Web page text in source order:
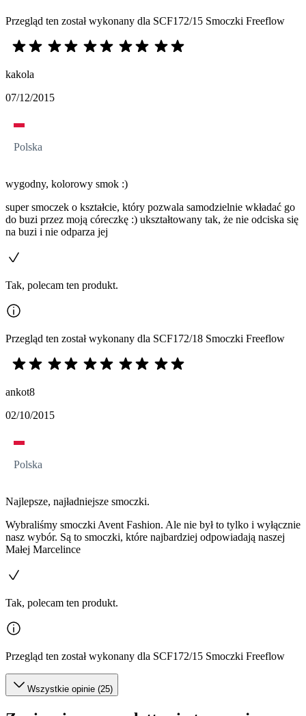
Przegląd ten został wykonany dla SCF172/15 Smoczki Freeflow
kakola
07/12/2015
Polska
wygodny, kolorowy smok :)
super smoczek o kształcie, który pozwala samodzielnie wkładać go
do buzi przez moją córeczkę :) ukształtowany tak, że nie odciska się
na buzi i nie odparza jej
Tak, polecam ten produkt.
Przegląd ten został wykonany dla SCF172/18 Smoczki Freeflow
ankot8
02/10/2015
Polska
Najlepsze, najładniejsze smoczki.
Wybraliśmy smoczki Avent Fashion. Ale nie był to tylko i wyłącznie
nasz wybór. Są to smoczki, które najbardziej odpowiadają naszej
Małej Marcelince
Tak, polecam ten produkt.
Przegląd ten został wykonany dla SCF172/15 Smoczki Freeflow
Wszystkie opinie (25)